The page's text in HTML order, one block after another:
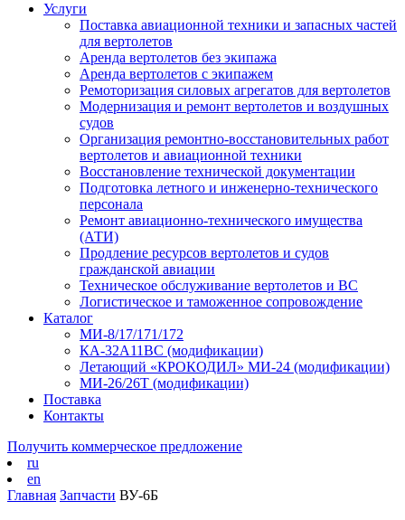
Услуги
Поставка авиационной техники и запасных частей
для вертолетов
Аренда вертолетов без экипажа
Аренда вертолетов с экипажем
Ремоторизация силовых агрегатов для вертолетов
Модернизация и ремонт вертолетов и воздушных
судов
Организация ремонтно-восстановительных работ
вертолетов и авиационной техники
Восстановление технической документации
Подготовка летного и инженерно-технического
персонала
Ремонт авиационно-технического имущества
(АТИ)
Продление ресурсов вертолетов и судов
гражданской авиации
Техническое обслуживание вертолетов и ВС
Логистическое и таможенное сопровождение
Каталог
МИ-8/17/171/172
КА-32А11ВС (модификации)
Летающий «КРОКОДИЛ» МИ-24 (модификации)
МИ-26/26Т (модификации)
Поставка
Контакты
Получить коммерческое предложение
ru
en
Главная Запчасти ВУ-6Б